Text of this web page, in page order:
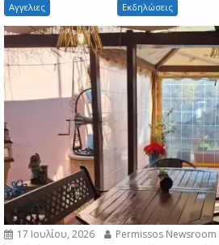
Αγγελιες Εκδηλώσεις
17 Ιουλίου, 2026 Permissos Newsroom